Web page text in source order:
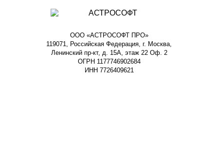
ООО «АСТРОСОФТ ПРО»
119071, Российская Федерация, г. Москва,
Ленинский пр-кт, д. 15А, этаж 22 Оф. 2
ОГРН 1177746902684
ИНН 7726409621